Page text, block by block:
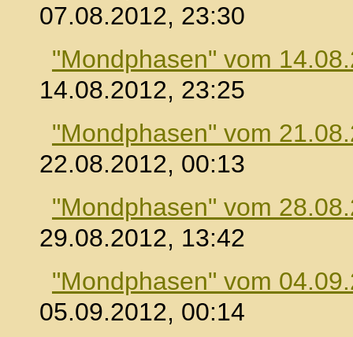
07.08.2012, 23:30
"Mondphasen" vom
14.08.2012, 23:25
"Mondphasen" vom
22.08.2012, 00:13
"Mondphasen" vom
29.08.2012, 13:42
"Mondphasen" vom
05.09.2012, 00:14